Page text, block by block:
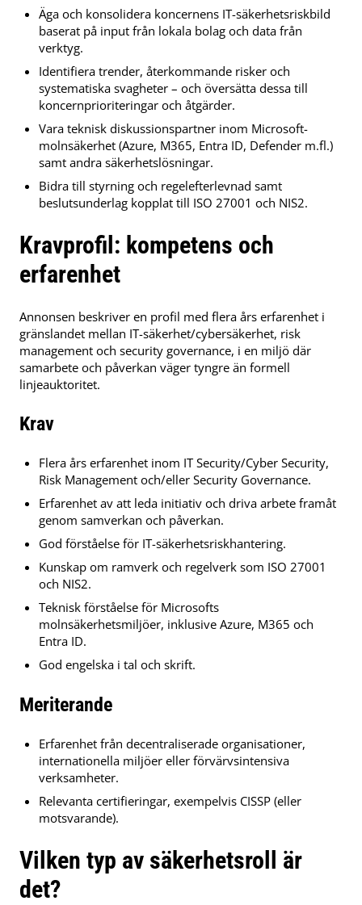
Äga och konsolidera koncernens IT-säkerhetsriskbild
baserat på input från lokala bolag och data från
verktyg.
Identifiera trender, återkommande risker och
systematiska svagheter – och översätta dessa till
koncernprioriteringar och åtgärder.
Vara teknisk diskussionspartner inom Microsoft-
molnsäkerhet (Azure, M365, Entra ID, Defender m.fl.)
samt andra säkerhetslösningar.
Bidra till styrning och regelefterlevnad samt
beslutsunderlag kopplat till ISO 27001 och NIS2.
Kravprofil: kompetens och
erfarenhet
Annonsen beskriver en profil med flera års erfarenhet i
gränslandet mellan IT-säkerhet/cybersäkerhet, risk
management och security governance, i en miljö där
samarbete och påverkan väger tyngre än formell
linjeauktoritet.
Krav
Flera års erfarenhet inom IT Security/Cyber Security,
Risk Management och/eller Security Governance.
Erfarenhet av att leda initiativ och driva arbete framåt
genom samverkan och påverkan.
God förståelse för IT-säkerhetsriskhantering.
Kunskap om ramverk och regelverk som ISO 27001
och NIS2.
Teknisk förståelse för Microsofts
molnsäkerhetsmiljöer, inklusive Azure, M365 och
Entra ID.
God engelska i tal och skrift.
Meriterande
Erfarenhet från decentraliserade organisationer,
internationella miljöer eller förvärvsintensiva
verksamheter.
Relevanta certifieringar, exempelvis CISSP (eller
motsvarande).
Vilken typ av säkerhetsroll är
det?